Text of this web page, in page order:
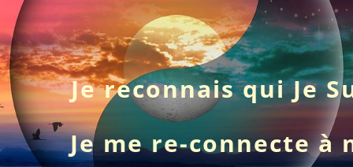
Je reconnais qui Je
Je me re-connecte à